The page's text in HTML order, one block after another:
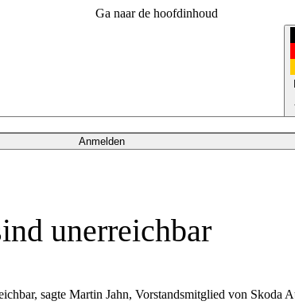
Ga naar de hoofdinhoud
Anmelden
unerreichbar
sagte Martin Jahn, Vorstandsmitglied von Skoda